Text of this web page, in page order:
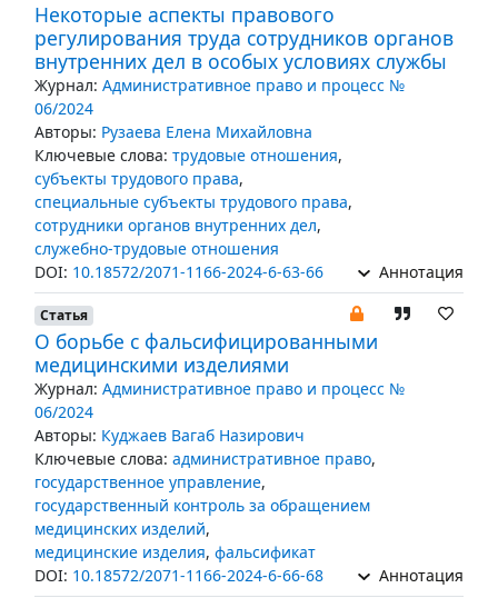
Некоторые аспекты правового
регулирования труда сотрудников органов
внутренних дел в особых условиях службы
Журнал: Административное право и процесс №
06/2024
Авторы: Рузаева Елена Михайловна
Ключевые слова: трудовые отношения,
субъекты трудового права,
специальные субъекты трудового права,
сотрудники органов внутренних дел,
служебно-трудовые отношения
DOI: 10.18572/2071-1166-2024-6-63-66 Аннотация
Статья
О борьбе с фальсифицированными
медицинскими изделиями
Журнал: Административное право и процесс №
06/2024
Авторы: Куджаев Вагаб Назирович
Ключевые слова: административное право,
государственное управление,
государственный контроль за обращением
медицинских изделий,
медицинские изделия, фальсификат
DOI: 10.18572/2071-1166-2024-6-66-68 Аннотация